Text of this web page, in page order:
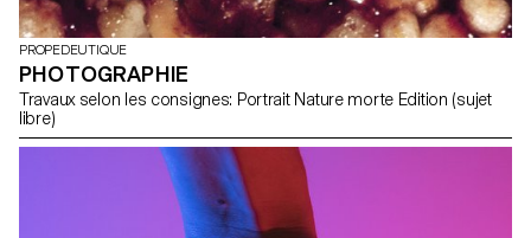
PROPEDEUTIQUE
PHOTOGRAPHIE
Travaux selon les consignes: Portrait Nature morte Edition (sujet
libre)